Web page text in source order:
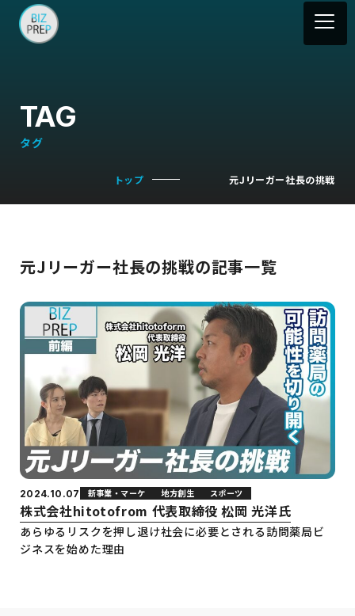
TAG
タグ
トップ 元Jリーガー社長の挑戦
元Jリーガー社長の挑戦の記事一覧
2024.10.07 新事業・マーケ 地方創生 スポーツ
株式会社hitotofrom 代表取締役 松岡 光洋氏
あらゆるリスクを押し退け社会に必要とされる訪問薬局ビ
ジネスを始めた理由